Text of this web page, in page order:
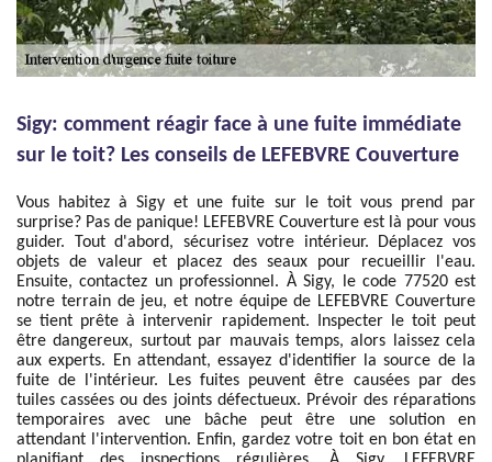
Sigy: comment réagir face à une fuite immédiate
sur le toit? Les conseils de LEFEBVRE Couverture
Vous habitez à Sigy et une fuite sur le toit vous prend par
surprise? Pas de panique! LEFEBVRE Couverture est là pour vous
guider. Tout d'abord, sécurisez votre intérieur. Déplacez vos
objets de valeur et placez des seaux pour recueillir l'eau.
Ensuite, contactez un professionnel. À Sigy, le code 77520 est
notre terrain de jeu, et notre équipe de LEFEBVRE Couverture
se tient prête à intervenir rapidement. Inspecter le toit peut
être dangereux, surtout par mauvais temps, alors laissez cela
aux experts. En attendant, essayez d'identifier la source de la
fuite de l'intérieur. Les fuites peuvent être causées par des
tuiles cassées ou des joints défectueux. Prévoir des réparations
temporaires avec une bâche peut être une solution en
attendant l'intervention. Enfin, gardez votre toit en bon état en